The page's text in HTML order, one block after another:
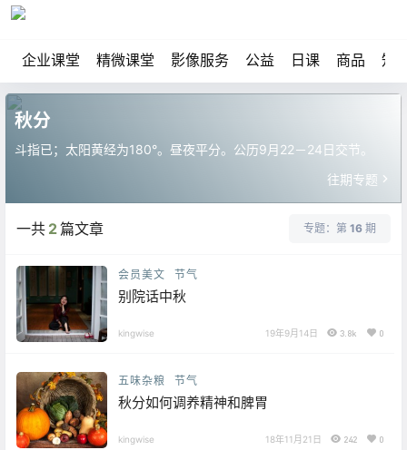
企业课堂 精微课堂 影像服务 公益 日课 商品 知
秋分
斗指已；太阳黄经为180°。昼夜平分。公历9月22－24日交节。
往期专题
一共 2篇文章 专题：第 16 期
会员美文 节气
别院话中秋
kingwise 19年9月14日 3.8k 0
五味杂粮 节气
秋分如何调养精神和脾胃
kingwise 18年11月21日 242 0